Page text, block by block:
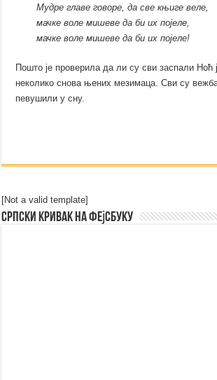
Мудре главе говоре, да све књиге веле,
мачке воле мишеве да би их појеле,
мачке воле мишеве да би их појеле!
Пошто је проверила да ли су сви заспали Ноћ
неколико снова њених мезимаца. Сви су
певушили у сну.
[Not a valid template]
Српски Кривак на Фејсбуку